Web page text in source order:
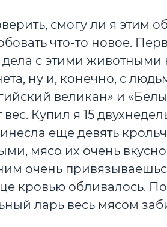
смогу ли я этим
что-то новое.
дела с этими
ну и, конечно, с
великан» и
Купил я 15
еще девять
мясо их очень
очень
кровью обливалось.
ларь весь мясом